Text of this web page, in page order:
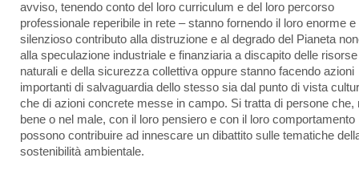
avviso, tenendo conto del loro curriculum e del loro percorso
professionale reperibile in rete – stanno fornendo il loro enorme e
silenzioso contributo alla distruzione e al degrado del Pianeta
alla speculazione industriale e finanziaria a discapito delle risorse
naturali e della sicurezza collettiva oppure stanno facendo azioni
importanti di salvaguardia dello stesso sia dal punto di vista
che di azioni concrete messe in campo. Si tratta di persone che,
bene o nel male, con il loro pensiero e con il loro comportamento
possono contribuire ad innescare un dibattito sulle tematiche
sostenibilità ambientale.